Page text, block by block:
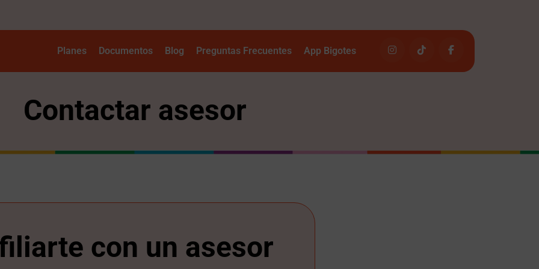
Planes Documentos Blog Preguntas Frecuentes App Bigotes
Contactar asesor
con un asesor